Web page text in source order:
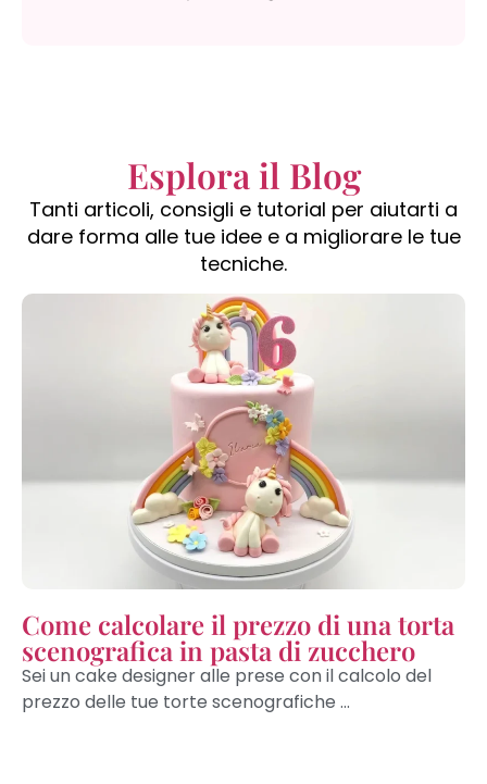
Esplora il Blog
Tanti articoli, consigli e tutorial per aiutarti a
dare forma alle tue idee e a migliorare le tue
tecniche.
Come calcolare il prezzo di una torta
scenografica in pasta di zucchero
Sei un cake designer alle prese con il calcolo del
prezzo delle tue torte scenografiche ...